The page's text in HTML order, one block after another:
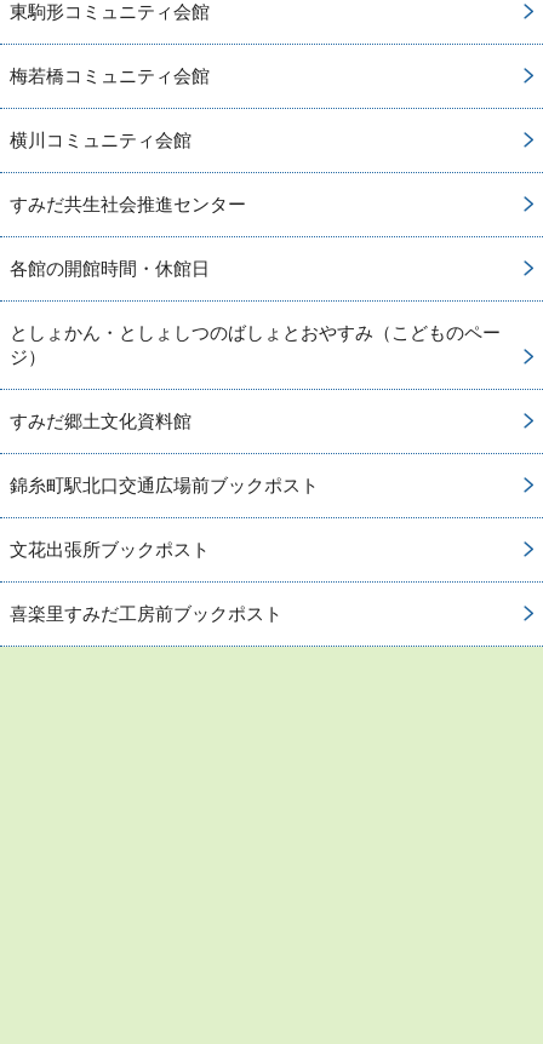
東駒形コミュニティ会館
梅若橋コミュニティ会館
横川コミュニティ会館
すみだ共生社会推進センター
各館の開館時間・休館日
としょかん・としょしつのばしょとおやすみ（こどものペー
ジ）
すみだ郷土文化資料館
錦糸町駅北口交通広場前ブックポスト
文花出張所ブックポスト
喜楽里すみだ工房前ブックポスト